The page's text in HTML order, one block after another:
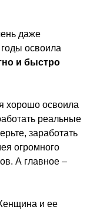
даже
освоила
и быстро
хорошо освоила
реальные
заработать
огромного
А главное –
и ее